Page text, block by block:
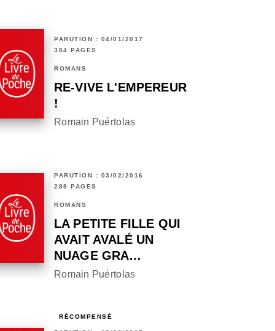
PARUTION : 04/01/2017
384 PAGES
ROMANS
RE-VIVE L'EMPEREUR
!
Romain Puértolas
PARUTION : 03/02/2016
288 PAGES
ROMANS
LA PETITE FILLE QUI
AVAIT AVALÉ UN
NUAGE GRA…
Romain Puértolas
RÉCOMPENSÉ